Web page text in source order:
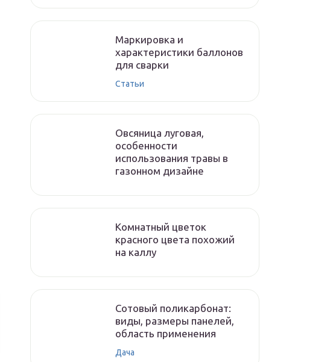
Маркировка и
характеристики баллонов
для сварки
Статьи
Овсяница луговая,
особенности
использования травы в
газонном дизайне
Комнатный цветок
красного цвета похожий
на каллу
Сотовый поликарбонат:
виды, размеры панелей,
область применения
Дача